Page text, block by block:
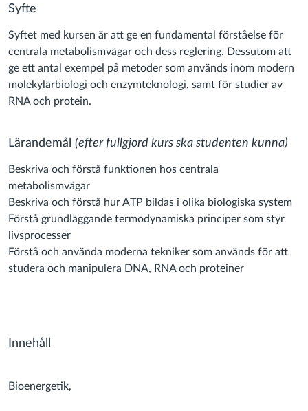
Syfte
Syftet med kursen är att ge en fundamental förståelse för
centrala metabolismvägar och dess reglering. Dessutom att
ge ett antal exempel på metoder som används inom modern
molekylärbiologi och enzymteknologi, samt för studier av
RNA och protein.
Lärandemål (efter fullgjord kurs ska studenten kunna)
Beskriva och förstå funktionen hos centrala
metabolismvägar
Beskriva och förstå hur ATP bildas i olika biologiska system
Förstå grundläggande termodynamiska principer som styr
livsprocesser
Förstå och använda moderna tekniker som används för att
studera och manipulera DNA, RNA och proteiner
Innehåll
Bioenergetik,